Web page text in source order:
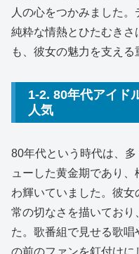
人の心をつかみました
純粋な情熱とひたむきさ
も、彼女の魅力を支える
1-2. 80年代アイド
人気
80年代という時代は、
ューした黄金期であり
わ輝いていました。彼女
常の切なさを描いており
た。歌番組で見せる歌
の前のファンを釘付け